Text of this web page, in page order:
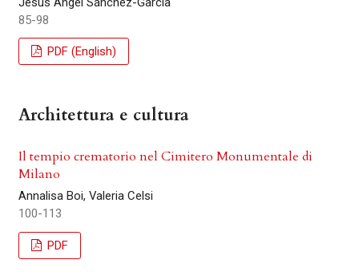
85-98
PDF (English)
Architettura e cultura
Il tempio crematorio nel Cimitero Monumentale di
Milano
Annalisa Boi, Valeria Celsi
100-113
PDF